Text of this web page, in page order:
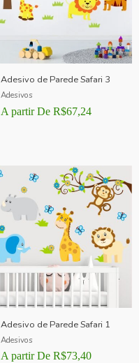
Adesivo de Parede Safari 3
Adesivos
A partir De R$67,24
Adesivo de Parede Safari 1
Adesivos
A partir De R$73,40